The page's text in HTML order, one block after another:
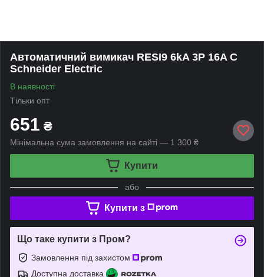
Автоматичний вимикач RESI9 6kA 3P 16A C
Schneider Electric
В наявності
Тільки опт
651 ₴
Мінімальна сума замовлення на сайті — 1 300 ₴
Купити
або
Купити з
Що таке купити з Пром?
Замовлення під захистом
Доступна доставка